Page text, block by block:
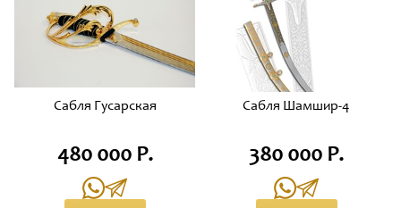
Сабля Гусарская
480 000 Р.
Сабля Шамшир-4
380 000 Р.